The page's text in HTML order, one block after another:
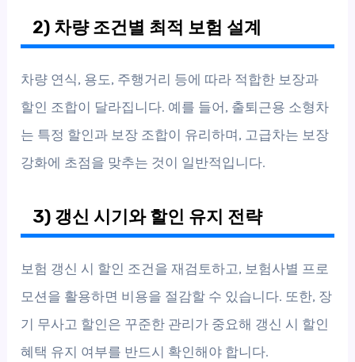
2) 차량 조건별 최적 보험 설계
차량 연식, 용도, 주행거리 등에 따라 적합한 보장과
할인 조합이 달라집니다. 예를 들어, 출퇴근용 소형차
는 특정 할인과 보장 조합이 유리하며, 고급차는 보장
강화에 초점을 맞추는 것이 일반적입니다.
3) 갱신 시기와 할인 유지 전략
보험 갱신 시 할인 조건을 재검토하고, 보험사별 프로
모션을 활용하면 비용을 절감할 수 있습니다. 또한, 장
기 무사고 할인은 꾸준한 관리가 중요해 갱신 시 할인
혜택 유지 여부를 반드시 확인해야 합니다.